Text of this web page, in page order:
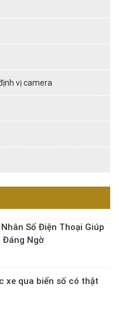
vị camera
Số Điện Thoại Giúp
Đáng Ngờ
xe qua biển số có thật